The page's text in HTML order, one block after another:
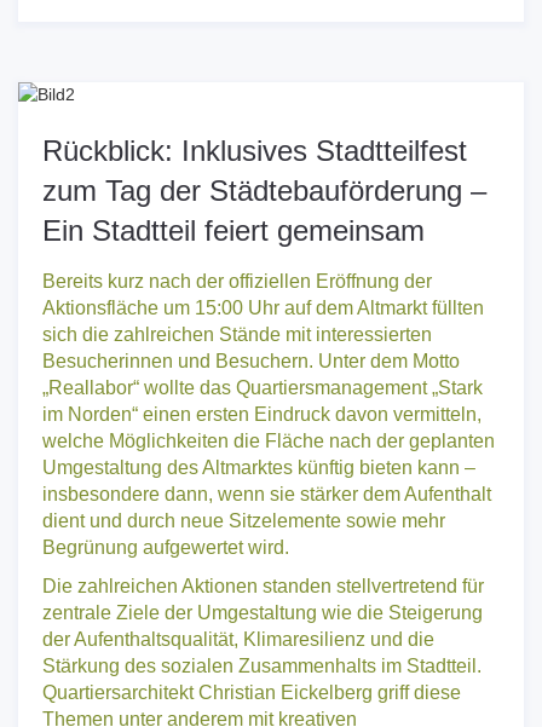
Rückblick: Inklusives Stadtteilfest
zum Tag der Städtebauförderung –
Ein Stadtteil feiert gemeinsam
Bereits kurz nach der offiziellen Eröffnung der
Aktionsfläche um 15:00 Uhr auf dem Altmarkt füllten
sich die zahlreichen Stände mit interessierten
Besucherinnen und Besuchern. Unter dem Motto
„Reallabor“ wollte das Quartiersmanagement „Stark
im Norden“ einen ersten Eindruck davon vermitteln,
welche Möglichkeiten die Fläche nach der geplanten
Umgestaltung des Altmarktes künftig bieten kann –
insbesondere dann, wenn sie stärker dem Aufenthalt
dient und durch neue Sitzelemente sowie mehr
Die zahlreichen Aktionen standen stellvertretend für
zentrale Ziele der Umgestaltung wie die Steigerung
der Aufenthaltsqualität, Klimaresilienz und die
Stärkung des sozialen Zusammenhalts im Stadtteil.
Quartiersarchitekt Christian Eickelberg griff diese